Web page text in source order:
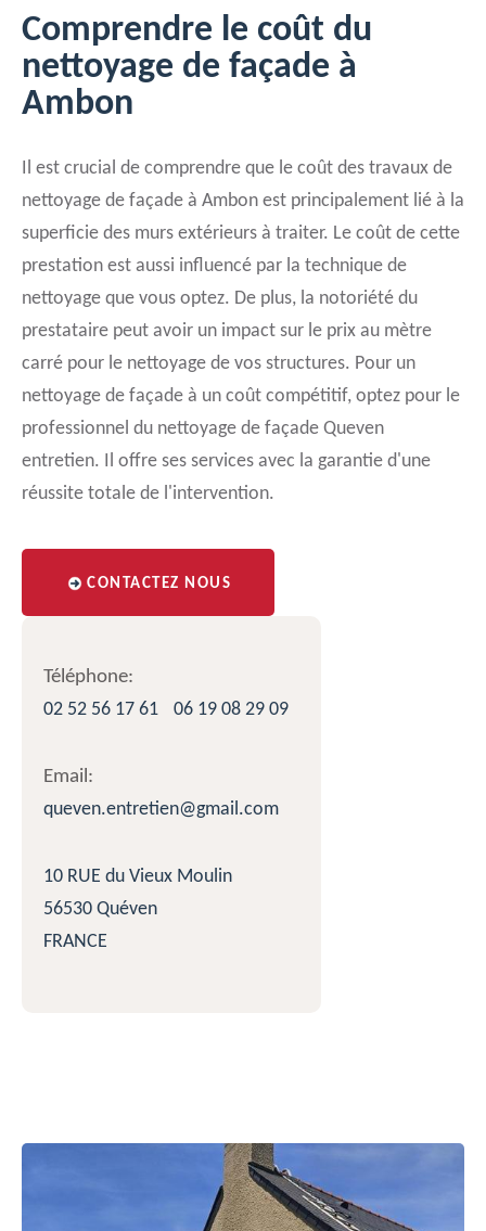
Comprendre le coût du
nettoyage de façade à
Ambon
Il est crucial de comprendre que le coût des travaux de
nettoyage de façade à Ambon est principalement lié à la
superficie des murs extérieurs à traiter. Le coût de cette
prestation est aussi influencé par la technique de
nettoyage que vous optez. De plus, la notoriété du
prestataire peut avoir un impact sur le prix au mètre
carré pour le nettoyage de vos structures. Pour un
nettoyage de façade à un coût compétitif, optez pour le
professionnel du nettoyage de façade Queven
entretien. Il offre ses services avec la garantie d'une
réussite totale de l'intervention.
CONTACTEZ NOUS
Téléphone:
02 52 56 17 61
06 19 08 29 09
Email:
queven.entretien@gmail.com
10 RUE du Vieux Moulin
56530 Quéven
FRANCE